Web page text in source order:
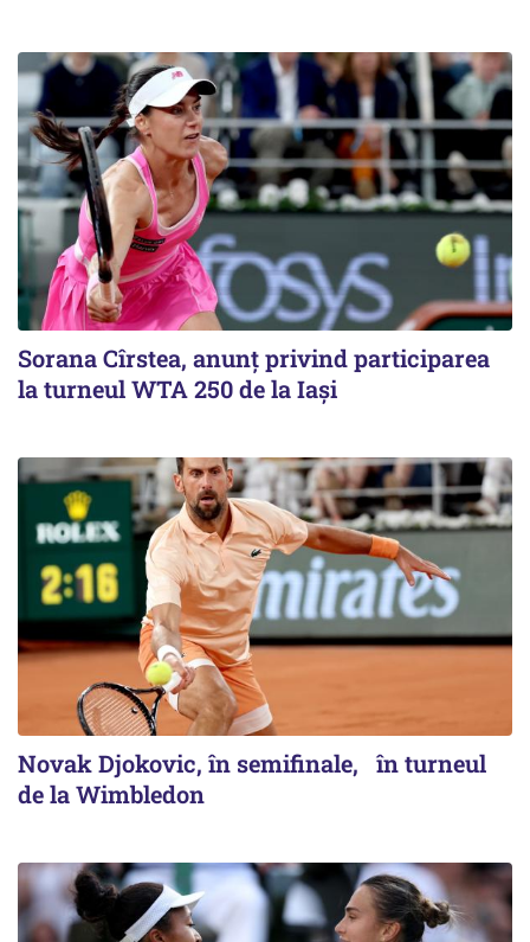
Sorana Cîrstea, anunț privind participarea
la turneul WTA 250 de la Iași
Novak Djokovic, în semifinale, în turneul
de la Wimbledon